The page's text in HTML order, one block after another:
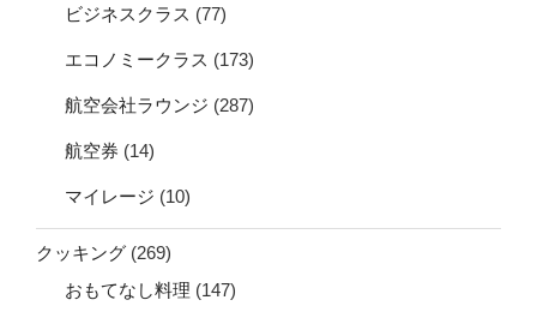
ビジネスクラス (77)
エコノミークラス (173)
航空会社ラウンジ (287)
航空券 (14)
マイレージ (10)
クッキング (269)
おもてなし料理 (147)